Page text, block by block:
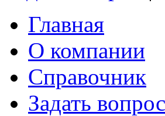
Главная
О компании
Справочник
Задать вопрос